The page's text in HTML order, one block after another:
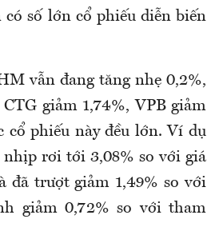
số lớn cổ phiếu diễn biến
vẫn đang tăng nhẹ 0,2%,
giảm 1,74%, VPB giảm
cổ phiếu này đều lớn. Ví dụ
nhịp rơi tới 3,08% so với giá
đã trượt giảm 1,49% so với
giảm 0,72% so với tham